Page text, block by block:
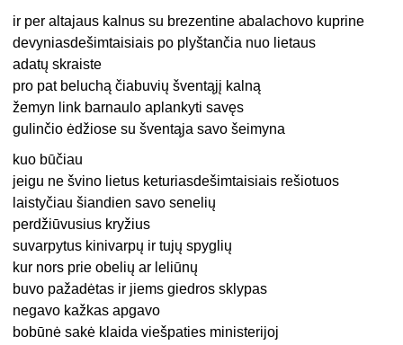
ir per altajaus kalnus su brezentine abalachovo kuprine
devyniasdešimtaisiais po plyštančia nuo lietaus
adatų skraiste
pro pat beluchą čiabuvių šventąjį kalną
žemyn link barnaulo aplankyti savęs
gulinčio ėdžiose su šventąja savo šeimyna
kuo būčiau
jeigu ne švino lietus keturiasdešimtaisiais rešiotuos
laistyčiau šiandien savo senelių
perdžiūvusius kryžius
suvarpytus kinivarpų ir tujų spyglių
kur nors prie obelių ar leliūnų
buvo pažadėtas ir jiems giedros sklypas
negavo kažkas apgavo
bobūnė sakė klaida viešpaties ministerijoj